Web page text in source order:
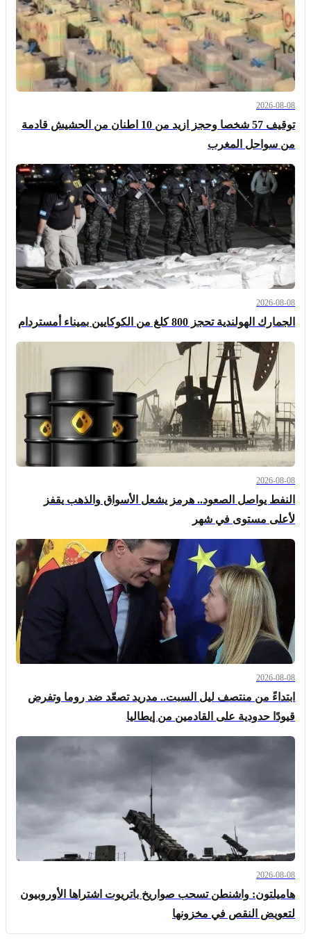
2026-08-08
توقيف 57 شخصا وحجز ازيد من 10 اطنان من الحشيش قادمة
من سواحل المغرب
2026-08-08
الجمارك الهولندية تحجز 800 كلغ من الكوكايين بميناء أمستردام
2026-08-08
النفط يواصل الصعود.. هرمز يشعل الأسواق والذهب يقفز
لأعلى مستوى في شهر
2026-08-08
ابتداءً من منتصف ليل السبت.. مدريد تصعّد ضد روما وتفرض
قيودًا حدودية على القادمين من إيطاليا
2026-08-08
هاميلتون: واشنطن تسحب صواريخ باتريوت اشتراها الأوروبيون
لتعويض النقص في مخزونها